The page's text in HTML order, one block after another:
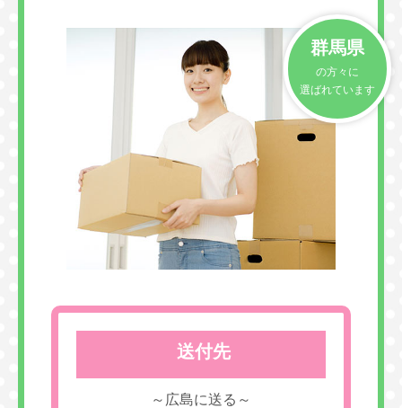
群馬県
の方々に
選ばれています
送付先
～広島に送る～